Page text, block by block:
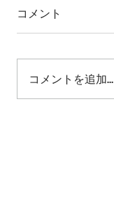
コメント
コメントを追加…